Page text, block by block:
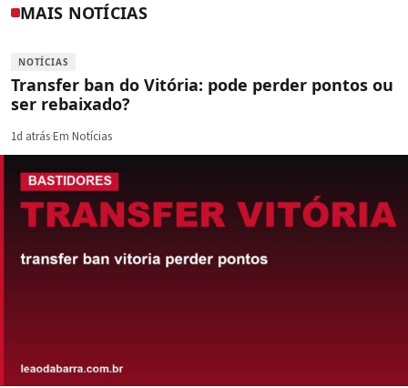
MAIS NOTÍCIAS
NOTÍCIAS
Transfer ban do Vitória: pode perder pontos ou
ser rebaixado?
1d atrás·Em Notícias